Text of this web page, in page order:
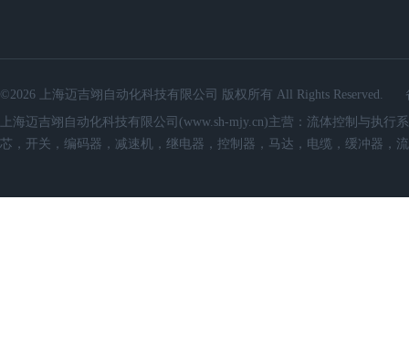
©2026 上海迈吉翊自动化科技有限公司 版权所有 All Rights Reserved.
上海迈吉翊自动化科技有限公司(www.sh-mjy.cn)主营：流体控制与执
芯，开关，编码器，减速机，继电器，控制器，马达，电缆，缓冲器，